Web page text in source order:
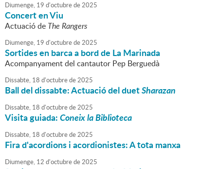
Diumenge, 19 d'octubrede2025
Concert en Viu
Actuació de The Rangers
Diumenge, 19 d'octubrede2025
Sortides en barca a bord de La Marinada
Acompanyament del cantautor Pep Berguedà
Dissabte, 18 d'octubrede2025
Ball del dissabte: Actuació del duetSharazan
Dissabte, 18 d'octubrede2025
Visita guiada:Coneix la Biblioteca
Dissabte, 18 d'octubrede2025
Fira d'acordions i acordionistes: A tota manxa
Diumenge, 12 d'octubrede2025